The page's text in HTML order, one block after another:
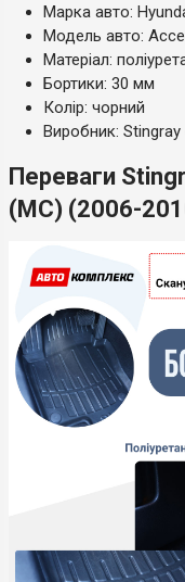
Марка авто:
Модель авто:
Матеріал:
Бортики: 30 мм
Колір: чорний
Виробник: Stingray
Переваги
(MC) (2006-